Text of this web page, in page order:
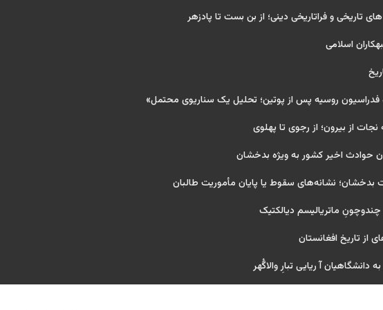
تاریخی و فراتاریخی دینی؛ از بن بست تا پادزهر
اسلامی
فدراسیون روسیه پس از پوتین؛ تحلیل یک سناریوی محتمل»
نجات از بیرون؛ از رجوی تا پهلوی
حوادث اخیر کشور به ویژه بدخشان
بدخشان؛ نشانه‌های سقوط یا پایان مأموریت طالبان
ماتریالیسم دیالکتیک
از تاریخ افغانستان
به دانشگاهیان آ ریایی تبارِ والاگُهر